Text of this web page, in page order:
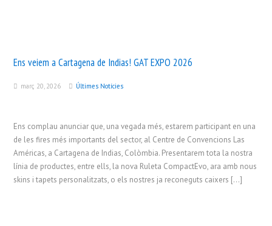
Ens veiem a Cartagena de Indias! GAT EXPO 2026
març 20, 2026 Últimes Notícies
Ens complau anunciar que, una vegada més, estarem participant en una
de les fires més importants del sector, al Centre de Convencions Las
Américas, a Cartagena de Indias, Colòmbia. Presentarem tota la nostra
línia de productes, entre ells, la nova Ruleta CompactEvo, ara amb nous
skins i tapets personalitzats, o els nostres ja reconeguts caixers […]